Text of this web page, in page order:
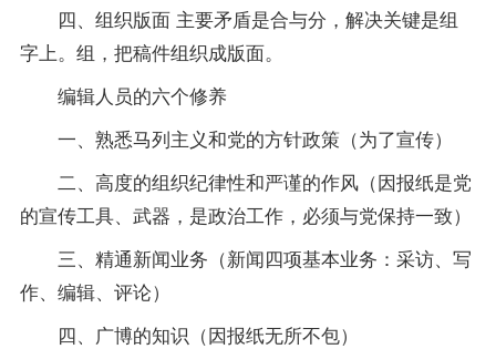
四、组织版面 主要矛盾是合与分，解决关键是组
字上。组，把稿件组织成版面。
编辑人员的六个修养
一、熟悉马列主义和党的方针政策 （为了宣传）
二、高度的组织纪律性和严谨的作风（因报纸是党
的宣传工具、武器，是政治工作，必须与党保持一致）
三、精通新闻业务（新闻四项基本业务：采访、写
作、编辑、评论）
四、广博的知识（因报纸无所不包）